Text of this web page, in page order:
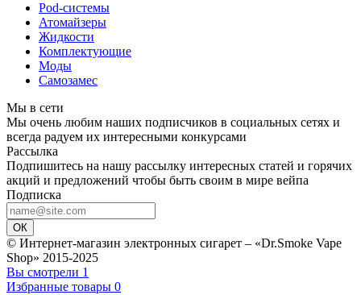
Pod-системы
Атомайзеры
Жидкости
Комплектующие
Моды
Самозамес
Мы в сети
Мы очень любим наших подписчиков в социальных сетях и
всегда радуем их интересными конкурсами
Рассылка
Подпишитесь на нашу рассылку интересных статей и горячих
акций и предложений чтобы быть своим в мире вейпа
Подписка
ОК
© Интернет-магазин электронных сигарет – «Dr.Smoke Vape
Shop» 2015-2025
Вы смотрели 1
Избранные товары 0